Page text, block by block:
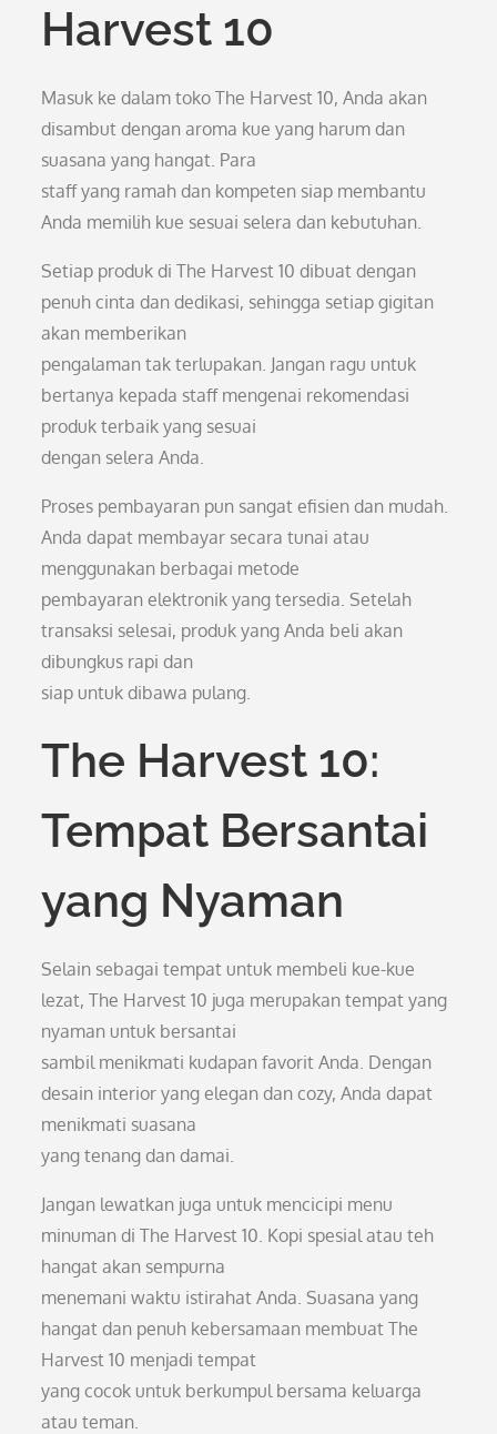
Harvest 10
Masuk ke dalam toko The Harvest 10, Anda akan
disambut dengan aroma kue yang harum dan
suasana yang hangat. Para
staff yang ramah dan kompeten siap membantu
Anda memilih kue sesuai selera dan kebutuhan.
Setiap produk di The Harvest 10 dibuat dengan
penuh cinta dan dedikasi, sehingga setiap gigitan
akan memberikan
pengalaman tak terlupakan. Jangan ragu untuk
bertanya kepada staff mengenai rekomendasi
produk terbaik yang sesuai
dengan selera Anda.
Proses pembayaran pun sangat efisien dan mudah.
Anda dapat membayar secara tunai atau
menggunakan berbagai metode
pembayaran elektronik yang tersedia. Setelah
transaksi selesai, produk yang Anda beli akan
dibungkus rapi dan
siap untuk dibawa pulang.
The Harvest 10:
Tempat Bersantai
yang Nyaman
Selain sebagai tempat untuk membeli kue-kue
lezat, The Harvest 10 juga merupakan tempat yang
nyaman untuk bersantai
sambil menikmati kudapan favorit Anda. Dengan
desain interior yang elegan dan cozy, Anda dapat
menikmati suasana
yang tenang dan damai.
Jangan lewatkan juga untuk mencicipi menu
minuman di The Harvest 10. Kopi spesial atau teh
hangat akan sempurna
menemani waktu istirahat Anda. Suasana yang
hangat dan penuh kebersamaan membuat The
Harvest 10 menjadi tempat
yang cocok untuk berkumpul bersama keluarga
atau teman.